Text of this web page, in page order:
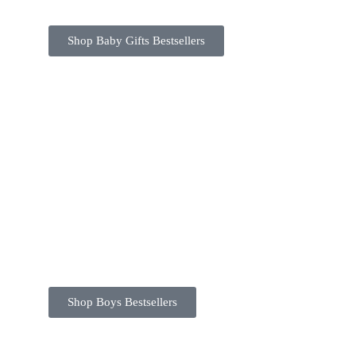
Shop Baby Gifts Bestsellers
Shop Boys Bestsellers